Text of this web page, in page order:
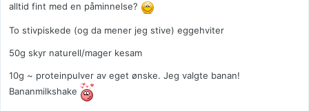
alltid fint med en påminnelse?
To stivpiskede (og da mener jeg stive) eggehviter
50g skyr naturell/mager kesam
10g ~ proteinpulver av eget ønske. Jeg valgte banan!
Bananmilkshake